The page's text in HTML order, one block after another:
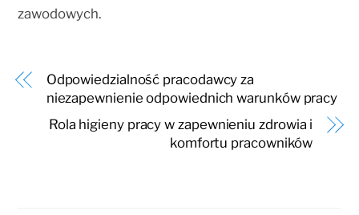
zawodowych.
Odpowiedzialność pracodawcy za
niezapewnienie odpowiednich warunków pracy
Rola higieny pracy w zapewnieniu zdrowia i
komfortu pracowników